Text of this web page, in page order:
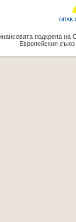
подкрепа на
Европейския